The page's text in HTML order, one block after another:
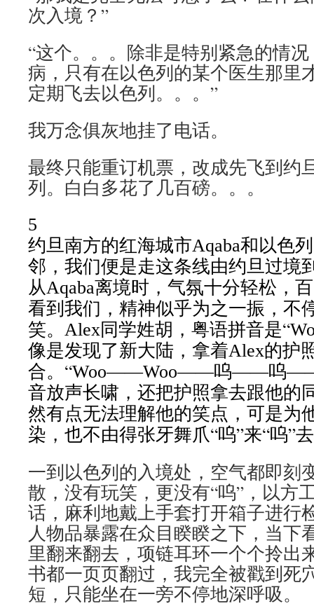
次入境？”
“这个。。。除非是特别紧急的情
病，只有在以色列的某个医生那里
定期飞去以色列。。。”
我万念俱灰地挂了电话。
最终只能重订机票，改成先飞到约
列。白白多花了几百磅。。。
5
约旦南方的红海城市Aqaba和以色
邻，我们便是走这条线由约旦过境
从Aqaba离境时，气氛十分轻松，
看到我们，精神似乎为之一振，不
笑。 Alex同学姓胡，粤语拼音是“
像是发现了新大陆，拿着Alex的护
合。“Woo――Woo――呜――呜――”
音放声长啸，还把护照拿去跟他的
然有点无法理解他的笑点，可是为
染，也不由得张牙舞爪“呜”来“呜”
一到以色列的入境处，空气都即刻
散，没有玩笑，更没有“呜”，以方
话，麻利地戴上手套打开箱子进行
人物品暴露在众目睽睽之下，当下
里翻来翻去，项链耳环一个个拎出
书都一页页翻过，我完全被戳到死
短，只能坐在一旁不停地深呼吸。